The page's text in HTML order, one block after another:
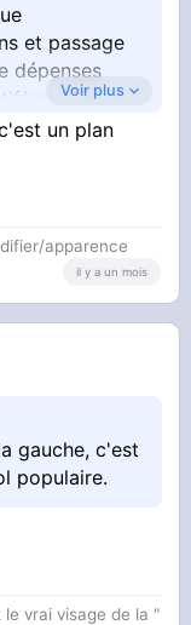
et passage
dépenses
retraité et
d'heures
patient en
épisode
Voir plus
un plan
apparence
il y a un mois
gauche, c'est
populaire.
vrai visage de la "